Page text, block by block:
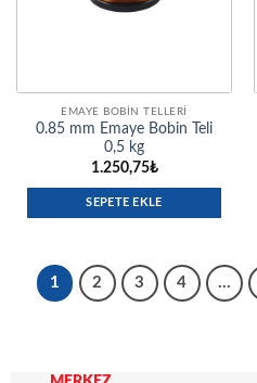
EMAYE BOBIN TELLERI
0.85 mm Emaye Bobin Teli
0,5 kg
1.250,75₺
SEPETE EKLE
1 2 3 4 …